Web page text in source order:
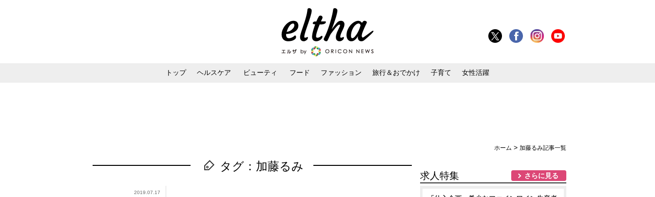
トップ ヘルスケア ビューティ フード ファッション 旅行＆おでかけ 子育て 女性活躍
ホーム > 加藤るみ記事一覧
タグ：加藤るみ
2019.07.17
求人特集 さらに見る